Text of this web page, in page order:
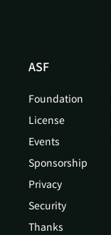
ASF
Foundation
License
Events
Sponsorship
Privacy
Security
Thanks